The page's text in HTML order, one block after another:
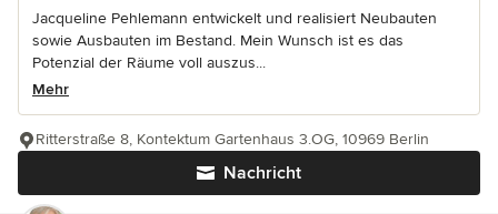
Jacqueline Pehlemann entwickelt und realisiert Neubauten
sowie Ausbauten im Bestand. Mein Wunsch ist es das
Potenzial der Räume voll auszus...
Mehr
Nachricht
Ritterstraße 8, Kontektum Gartenhaus 3.OG, 10969 Berlin